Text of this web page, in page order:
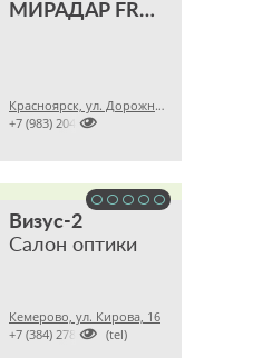
МИРАДАР FROCHI
Красноярск, ул. Дорожная, 16, пом. 1

+7 (983) 2042447
Визус-2
Салон оптики
Кемерово, ул. Кирова, 16

+7 (384) 2780101 (tel)